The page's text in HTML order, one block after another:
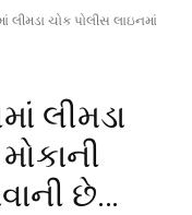
લીમડા ચોક પોલીસ લાઇનમાં
લીમડા
છે…